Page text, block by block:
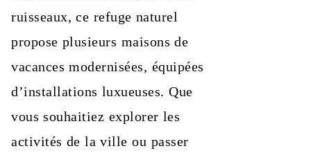
ruisseaux, ce refuge naturel
propose plusieurs maisons de
vacances modernisées, équipées
d’installations luxueuses. Que
vous souhaitiez explorer les
activités de la ville ou passer